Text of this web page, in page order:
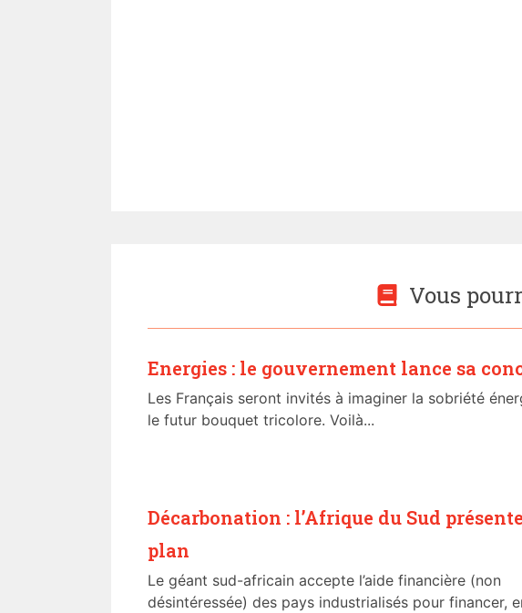
Vous
Energies : le gouvernement lance sa
Les Français seront invités à imaginer la sobriété
le futur bouquet tricolore. Voilà...
Décarbonation : l’Afrique du Sud
plan
Le géant sud-africain accepte l’aide financière (non
désintéressée) des pays industrialisés pour financer,